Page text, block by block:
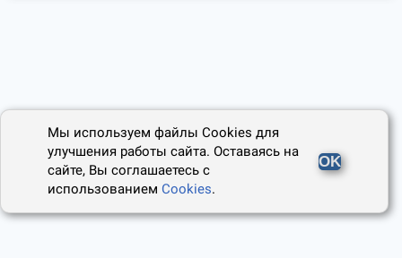
Мы используем файлы Cookies для
улучшения работы сайта. Оставаясь на
сайте, Вы соглашаетесь с
использованиемCookies.
OK